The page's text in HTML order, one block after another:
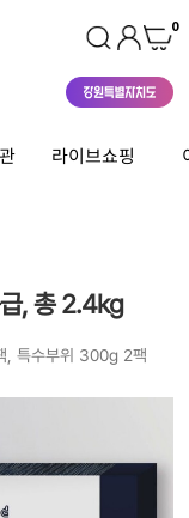
0
라이브쇼핑
, 총 2.4kg
특수부위 300g 2팩